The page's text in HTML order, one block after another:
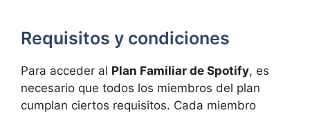
Requisitos y condiciones
Para acceder al Plan Familiar de Spotify, es
necesario que todos los miembros del plan
cumplan ciertos requisitos. Cada miembro